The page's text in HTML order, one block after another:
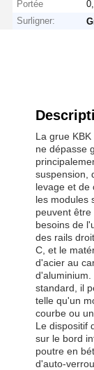
Portée
Surligner:
La grue
ne dépasse
suspension,
levage et de
les modules
peuvent
besoins de
des rails
C, et le
d'acier au
standard, il
telle qu'un
courbe ou
Le dispositif
sur le bord
poutre en
d'auto-